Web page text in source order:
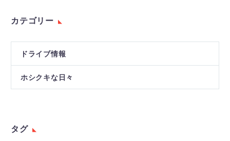
カテゴリー
ドライブ情報
ホシクキな日々
タグ